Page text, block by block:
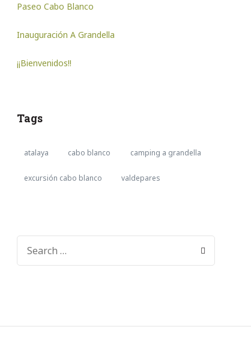
Paseo Cabo Blanco
Inauguración A Grandella
¡¡Bienvenidos!!
Tags
atalaya cabo blanco camping a grandella
excursión cabo blanco valdepares
SEARCH
FOR: